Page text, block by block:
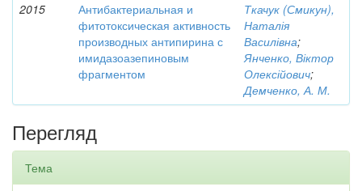
2015
Антибактериальная и
фитотоксическая активность
производных антипирина с
имидазоазепиновым
фрагментом
Ткачук (Смикун),
Наталія
Василівна;
Янченко, Віктор
Олексійович;
Демченко, А. М.
Перегляд
Тема